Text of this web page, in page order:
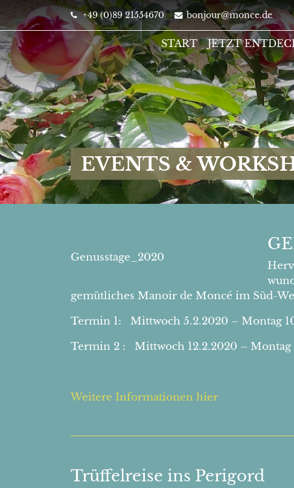
+49 (0)89 21554670 bonjour@monce.de
START JETZT
EVENTS &
Genusstage_2020
gemütliches Manoir de Moncé im Süd-
Termin 1: Mittwoch 5.2.2020 – Montag
Termin 2 : Mittwoch 12.2.2020 – Montag
Weitere Informationen hier
Trüffelreise ins Perigord